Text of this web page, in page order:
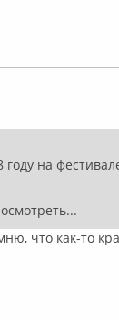
году на
что как-то